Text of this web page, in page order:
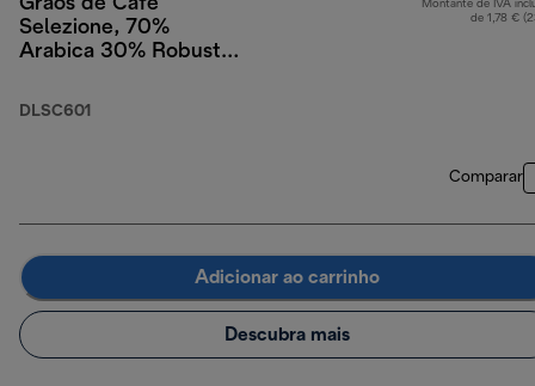
Grãos de Café
Selezione, 70%
Arabica 30% Robusta,
DLSC601
Montante de IVA
de 1,78 €
Comparar
Adicionar ao carrinho
Descubra mais